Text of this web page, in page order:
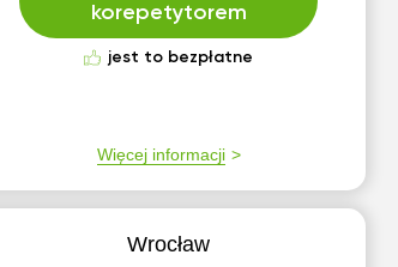
korepetytorem
jest to bezpłatne
Więcej informacji
Wrocław